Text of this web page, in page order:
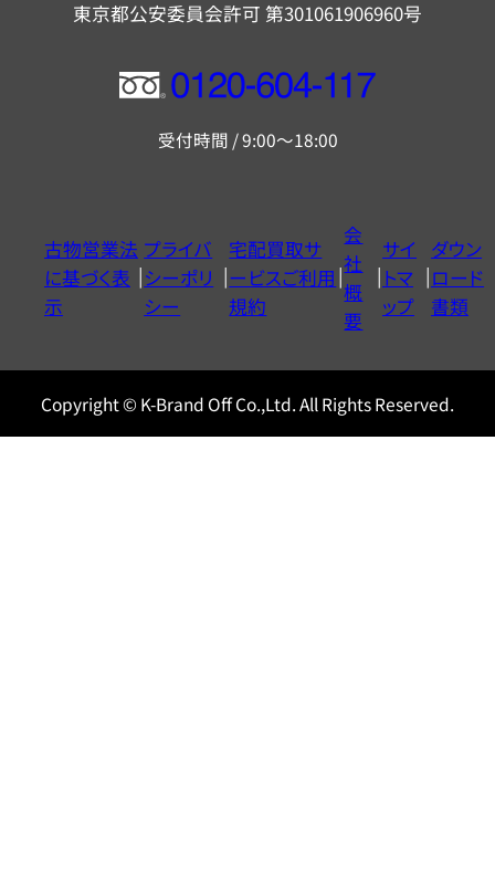
東京都公安委員会許可 第301061906960号
フ
ー
ヤ
ル
0120604117
受付時間 / 9:00～18:00
古物営業法
に基づく表
示
プライバ
シーポリ
シー
宅配買取サ
ービスご利用
規約
会
社
概
要
サイ
トマ
ップ
ダウン
ロード
書類
Copyright © K-Brand Off Co.,Ltd. All Rights Reserved.